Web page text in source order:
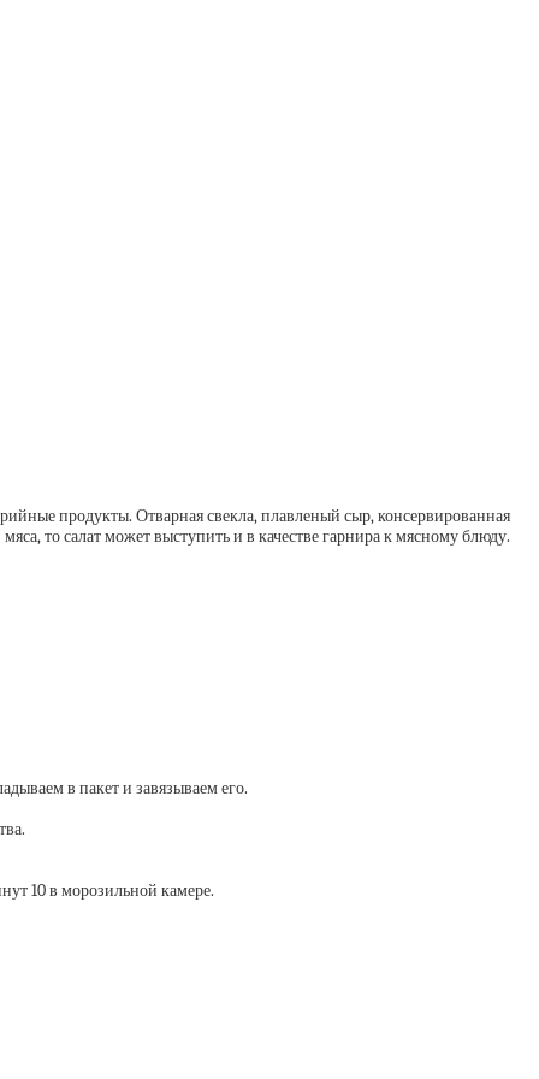
продукты. Отварная свекла, плавленый сыр, консервированная
то салат может выступить и в качестве гарнира к мясному блюду.
в пакет и завязываем его.
10 в морозильной камере.